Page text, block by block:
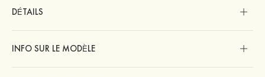
DÉTAILS
INFO SUR LE MODÈLE